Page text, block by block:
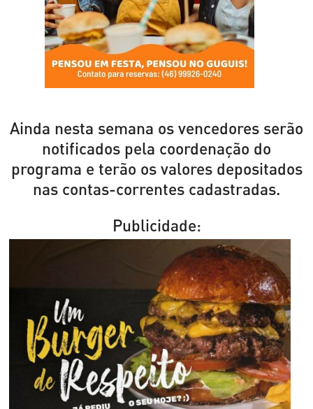
Ainda nesta semana os vencedores serão
notificados pela coordenação do
programa e terão os valores depositados
nas contas-correntes cadastradas.
Publicidade: